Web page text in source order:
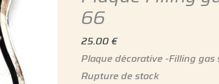
66
25.00€
Plaque décorative -Filling
Rupture de stock